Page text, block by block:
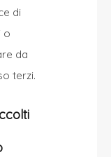
di
o
da
terzi.